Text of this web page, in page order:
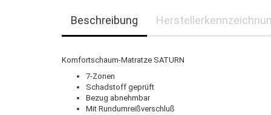
Beschreibung
Komfortschaum-Matratze SATURN
7-Zonen
Schadstoff geprüft
Bezug abnehmbar
Mit Rundumreißverschluß